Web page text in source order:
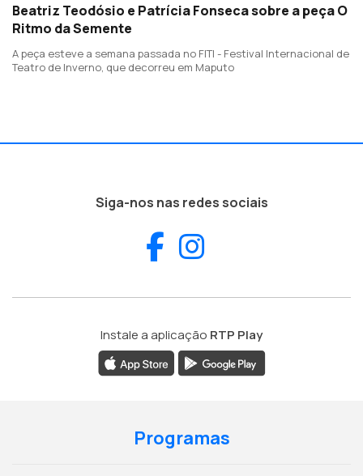
Beatriz Teodósio e Patrícia Fonseca sobre a peça O
Ritmo da Semente
A peça esteve a semana passada no FITI - Festival Internacional de
Teatro de Inverno, que decorreu em Maputo
Siga-nos nas redes sociais
Facebook
Instale a aplicação RTP Play
Programas